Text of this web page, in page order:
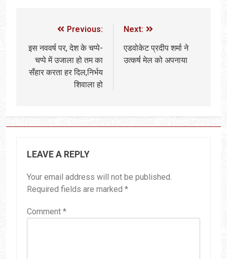
Previous:
इस नववर्ष पर, देश के चप्पे-
चप्पे में उजाला हो तम का
सँहार करता हर दिल,निर्भय
शिवाला हो
Next:
एडवोकेट प्रदीप शर्मा ने
उत्कर्ष मेल को अपनाया
LEAVE A REPLY
Your email address will not be published.
Required fields are marked *
Comment *